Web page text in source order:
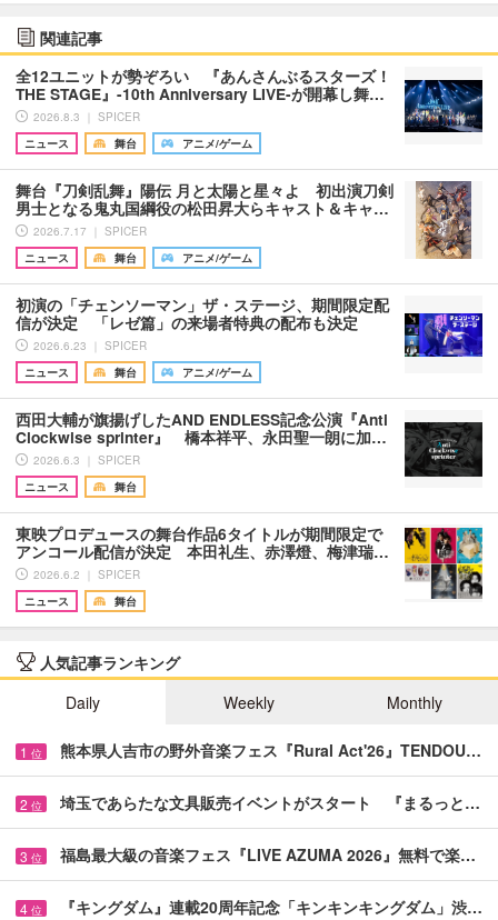
関連記事
全12ユニットが勢ぞろい 『あんさんぶるスターズ！
THE STAGE』-10th Anniversary LIVE-が開幕し舞…
2026.8.3 ｜ SPICER
ニュース
舞台 アニメ/ゲーム
舞台『刀剣乱舞』陽伝 月と太陽と星々よ 初出演刀剣
男士となる鬼丸国綱役の松田昇大らキャスト＆キャ…
2026.7.17 ｜ SPICER
ニュース
舞台 アニメ/ゲーム
初演の「チェンソーマン」ザ・ステージ、期間限定配
信が決定 「レゼ篇」の来場者特典の配布も決定
2026.6.23 ｜ SPICER
ニュース
舞台 アニメ/ゲーム
西田大輔が旗揚げしたAND ENDLESS記念公演『Anti
Clockwise sprinter』 橋本祥平、永田聖一朗に加…
2026.6.3 ｜ SPICER
ニュース
舞台
東映プロデュースの舞台作品6タイトルが期間限定で
アンコール配信が決定 本田礼生、赤澤燈、梅津瑞…
2026.6.2 ｜ SPICER
ニュース
舞台
人気記事ランキング
Daily
Weekly Monthly
1 位 熊本県人吉市の野外音楽フェス『Rural Act'26』TENDOU…
2 位 埼玉であらたな文具販売イベントがスタート 『まるっと…
3 位 福島最大級の音楽フェス『LIVE AZUMA 2026』無料で楽…
4 位 『キングダム』連載20周年記念「キンキンキングダム」渋…